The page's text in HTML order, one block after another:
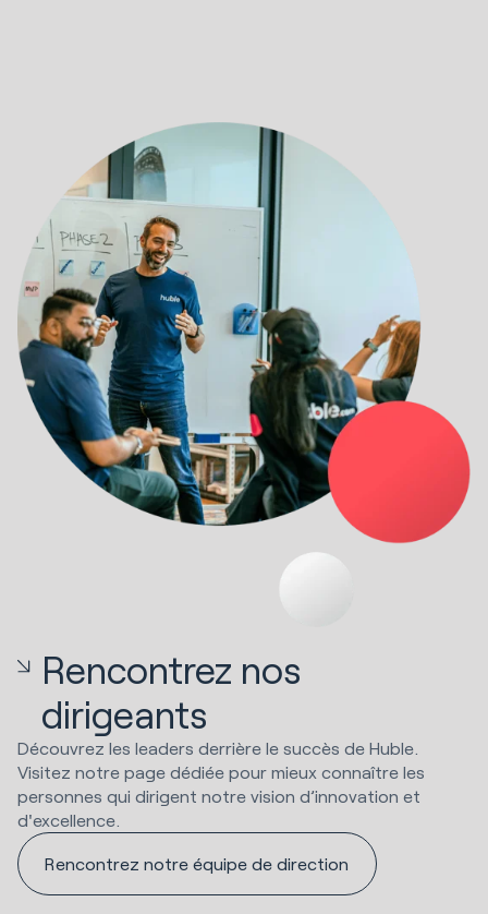
Rencontrez nos
dirigeants
Découvrez les leaders derrière le succès de Huble.
Visitez notre page dédiée pour mieux connaître les
personnes qui dirigent notre vision d’innovation et
d'excellence.
Rencontrez notre équipe de direction